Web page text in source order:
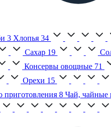
3 Хлопья 34
Сахар 19
Консервы овощные 71
Орехи 15
8 Чай, чайные